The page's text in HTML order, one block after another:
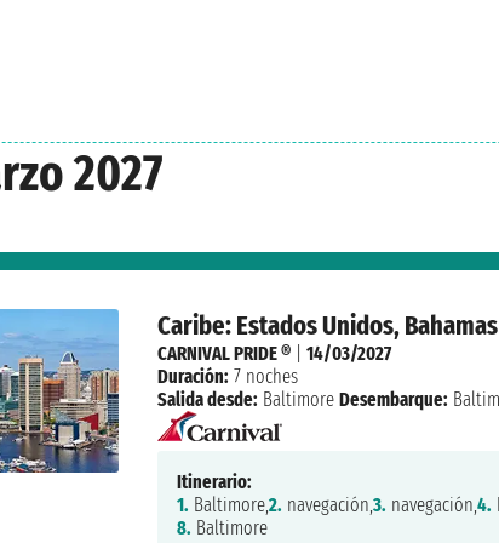
2027
Caribe: Estados Unidos, Bahamas
CARNIVAL PRIDE ® |14/03/2027
Duración: 7 noches
Salida desde: Baltimore Desembarque:
Itinerario:
1. Baltimore,2. navegación,3. navegación,4.
8. Baltimore